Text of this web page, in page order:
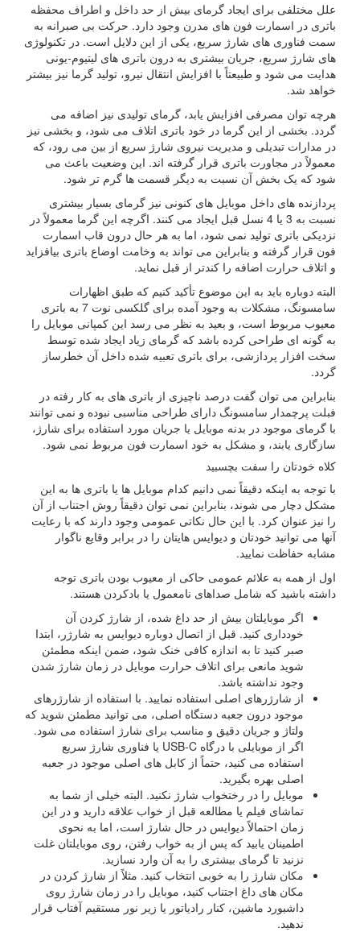
علل مختلفی برای ایجاد گرمای بیش از حد داخل و اطراف محفظه
باتری در اسمارت فون های مدرن وجود دارد. حرکت بی صبرانه به
سمت فناوری های شارژ سریع، یکی از این دلایل است. در تکنولوژی
های شارژ سریع، جریان بیشتری به درون باتری های لیتیوم-یونی
هدایت می شود و طبیعتاً با افزایش انتقال نیرو، تولید گرما نیز بیشتر
خواهد شد.
هرچه توان مصرفی افزایش یابد، گرمای تولیدی نیز اضافه می
گردد. بخشی از این گرما در خود باتری اتلاف می شود، و بخشی نیز
در مدارات تبدیلی و مدیریت نیروی شارژ سریع از بین می رود، که
معمولاً در مجاورت باتری قرار گرفته اند. این وضعیت باعث می
شود که یک بخش آن نسبت به دیگر قسمت ها گرم تر شود.
پردازنده های داخل موبایل های کنونی نیز گرمای بسیار بیشتری
نسبت به 3 یا 4 نسل قبل ایجاد می کنند. اگرچه این گرما معمولاً در
نزدیکی باتری تولید نمی شود، اما به هر حال درون قاب اسمارت
فون قرار گرفته و بنابراین می تواند به وخامت اوضاع باتری بیافزاید
و اتلاف حرارت اضافه را کندتر از قبل نماید.
البته دوباره باید به این موضوع تأکید کنیم که طبق اظهارات
سامسونگ، مشکلات به وجود آمده برای گلکسی نوت 7 به باتری
معیوب مربوط است، و بعید به نظر می رسد این کمپانی موبایل را
به گونه ای طراحی کرده باشد که گرمای زیاد ایجاد شده توسط
سخت افزار پردازشی، برای باتری تعبیه شده داخل آن خطرساز
گردد.
بنابراین می توان گفت درصد ناچیزی از باتری های به کار رفته در
فبلت پرچمدار سامسونگ دارای طراحی مناسبی نبوده و نمی توانند
با گرمای موجود در بدنه موبایل یا جریان مورد استفاده برای شارژ،
سازگاری یابند، و مشکل به خود اسمارت فون مربوط نمی شود.
کلاه خودتان را سفت بچسبید
با توجه به اینکه دقیقاً نمی دانیم کدام موبایل ها یا باتری ها به این
مشکل دچار می شوند، بنابراین نمی توان دقیقاً روش اجتناب از آن
را نیز عنوان کرد. با این حال نکاتی عمومی وجود دارند که با رعایت
آنها می توانید خودتان و دیوایس هایتان را در برابر وقایع ناگوار
مشابه حفاظت نمایید.
اول از همه به علائم عمومی حاکی از معیوب بودن باتری توجه
داشته باشید که شامل صداهای نامعمول یا بادکردن هستند.
اگر موبایلتان بیش از حد داغ شده، از شارژ کردن آن
خودداری کنید. قبل از اتصال دوباره دیوایس به شارژر، ابتدا
صبر کنید تا به اندازه کافی خنک شود، ضمن اینکه مطمئن
شوید مانعی برای اتلاف حرارت موبایل در زمان شارژ شدن
وجود نداشته باشد.
از شارژرهای اصلی استفاده نمایید. با استفاده از شارژرهای
موجود درون جعبه دستگاه اصلی، می توانید مطمئن شوید که
ولتاژ و جریان دقیق و مناسب برای شارژ استفاده می شود.
اگر از موبایلی با درگاه USB-C یا فناوری شارژ سریع
استفاده می کنید، حتماً از کابل های اصلی موجود در جعبه
اصلی بهره بگیرید.
موبایل را در رختخواب شارژ نکنید. البته خیلی از شما به
تماشای فیلم یا مطالعه قبل از خواب علاقه دارید و در این
زمان احتمالاً دیوایس در حال شارژ است، اما به نحوی
اطمینان یابید که پس از به خواب رفتن، روی موبایلتان غلت
نزنید تا گرمای بیشتری را به آن وارد نسازید.
مکان شارژ را به خوبی انتخاب کنید. مثلاً از شارژ کردن در
مکان های داغ اجتناب کنید، موبایل را در زمان شارژ روی
داشبورد ماشین، کنار رادیاتور یا زیر نور مستقیم آفتاب قرار
ندهید.